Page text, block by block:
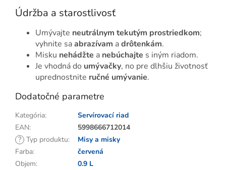
Údržba a starostlivosť
Umývajte neutrálnym tekutým prostriedkom;
vyhnite saabrazívam adrôtenkám.
Misku nehádžte a nebúchajte s iným riadom.
Je vhodná do umývačky, no pre dlhšiu životnosť
uprednostnite ručné umývanie.
Dodatočné parametre
Kategória:
Servírovací riad
EAN:
5998666712014
? Typ produktu:
Misy a misky
Farba:
červená
Objem:
0.9 L